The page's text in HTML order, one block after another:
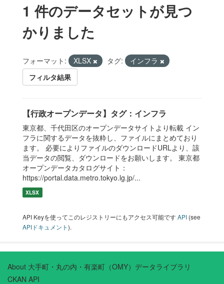
1 件のデータセットが見つ
かりました
フォーマット: XLSX タグ:
インフラ
フィルタ結果
【行政オープンデータ】タグ：インフラ
東京都、千代田区のオープンデータサイトより転載 イン
フラに関するデータを抜粋し、ファイルにまとめており
ます。 必要によりファイルのダウンロードURLより、該
当データの閲覧、ダウンロードをお願いします。 東京都
オープンデータカタログサイト：
https://portal.data.metro.tokyo.lg.jp/...
XLSX
API Keyを使ってこのレジストリーにもアクセス可能ですAPI (see
APIドキュメント).
About 大手町・丸の内・有楽町（OMY）データライブラリ
CKAN API